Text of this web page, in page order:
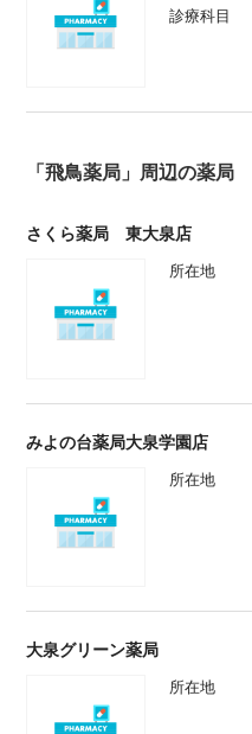
診療科目
「飛鳥薬局」周辺の薬局
さくら薬局 東大泉店
所在地
みよの台薬局大泉学園店
所在地
大泉グリーン薬局
所在地